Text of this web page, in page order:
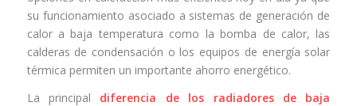
su funcionamiento asociado a sistemas de generación de
calor a baja temperatura como la bomba de calor, las
calderas de condensación o los equipos de energía solar
térmica permiten un importante ahorro energético.
La principal diferencia de los radiadores de baja